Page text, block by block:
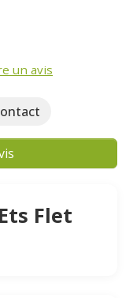
un avis
Flet